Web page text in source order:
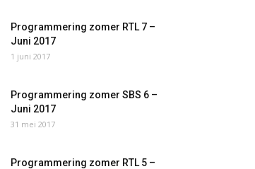
Programmering zomer RTL 7 –
Juni 2017
1 juni 2017
Programmering zomer SBS 6 –
Juni 2017
31 mei 2017
Programmering zomer RTL 5 –